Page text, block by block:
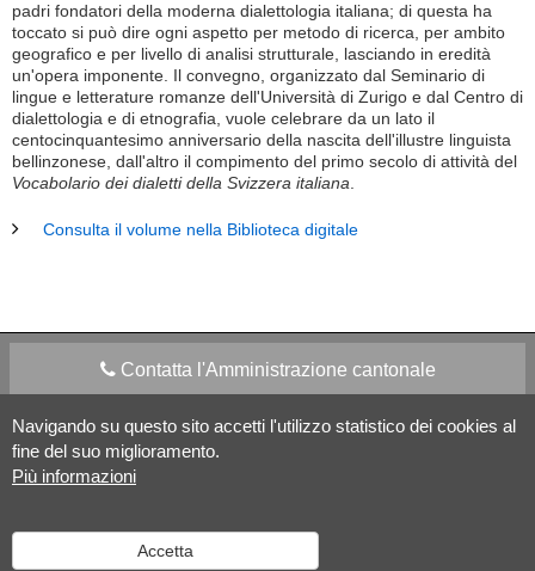
Navigando su questo sito accetti l'utilizzo statistico dei cookies al
fine del suo miglioramento.
Più informazioni
Accetta
padri fondatori della moderna dialettologia italiana; di questa ha
toccato si può dire ogni aspetto per metodo di ricerca, per ambito
geografico e per livello di analisi strutturale, lasciando in eredità
un'opera imponente. Il convegno, organizzato dal Seminario di
lingue e letterature romanze dell'Università di Zurigo e dal Centro di
dialettologia e di etnografia, vuole celebrare da un lato il
centocinquantesimo anniversario della nascita dell'illustre linguista
bellinzonese, dall'altro il compimento del primo secolo di attività del
Vocabolario dei dialetti della Svizzera italiana
Consulta il volume nella Biblioteca digitale
Contatta l'Amministrazione cantonale
Apps Mobile Social media
Versione desktop Informazioni legali